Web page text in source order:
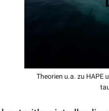
Theorien u.a. zu HAPE